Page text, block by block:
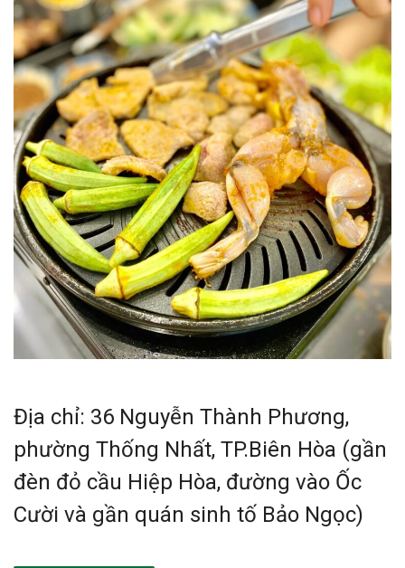
Địa chỉ: 36 Nguyễn Thành Phương,
phường Thống Nhất, TP.Biên Hòa (gần
đèn đỏ cầu Hiệp Hòa, đường vào Ốc
Cười và gần quán sinh tố Bảo Ngọc)